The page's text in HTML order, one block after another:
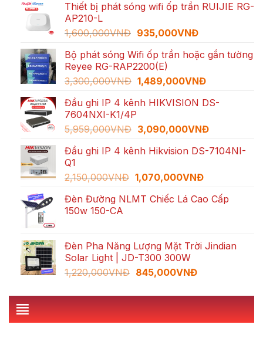
Thiết bị phát sóng wifi ốp trần RUIJIE RG-
AP210-L
1,600,000VNĐ Giá
là:
1,600,000VNĐ.
935,000VNĐGiá
tại
935,000VNĐ.
Bộ phát sóng Wifi ốp trần hoặc gắn tường
Reyee RG-RAP2200(E)
3,300,000VNĐ Giá
là:
1,489,000VNĐGiá
tại
Đầu ghi IP 4 kênh HIKVISION DS-
7604NXI-K1/4P
5,959,000VNĐ Giá
là:
3,090,000VNĐGiá
tại
Đầu ghi IP 4 kênh Hikvision DS-7104NI-
Q1
2,150,000VNĐ Giá
là:
1,070,000VNĐGiá
tại
Đèn Đường NLMT Chiếc Lá Cao Cấp
150w 150-CA
Đèn Pha Năng Lượng Mặt Trời Jindian
Solar Light | JD-T300 300W
1,220,000VNĐ Giá
là:
845,000VNĐGiá
tại
845,000VNĐ.